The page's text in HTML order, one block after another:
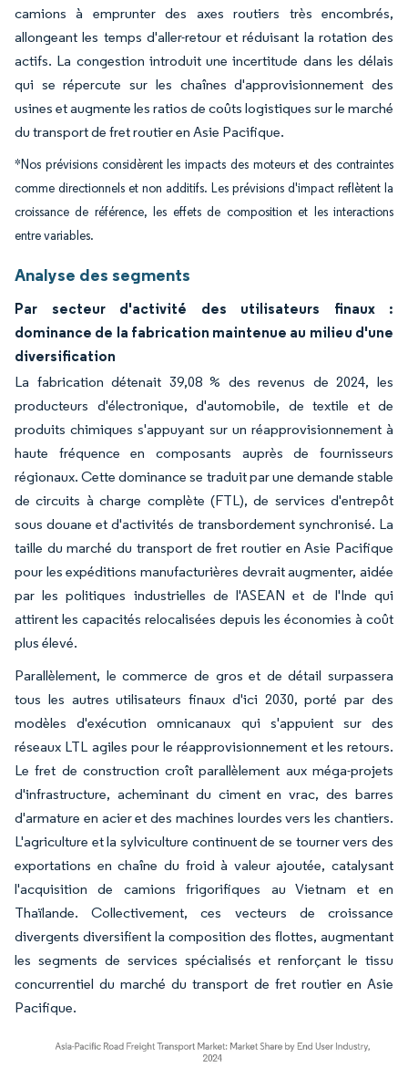
camions à emprunter des axes routiers très encombrés,
allongeant les temps d'aller-retour et réduisant la rotation des
actifs. La congestion introduit une incertitude dans les délais
qui se répercute sur les chaînes d'approvisionnement des
usines et augmente les ratios de coûts logistiques sur le marché
du transport de fret routier en Asie Pacifique.
*Nos prévisions considèrent les impacts des moteurs et des contraintes
comme directionnels et non additifs. Les prévisions d'impact reflètent la
croissance de référence, les effets de composition et les interactions
entre variables.
Analyse des segments
Par secteur d'activité des utilisateurs finaux :
dominance de la fabrication maintenue au milieu d'une
diversification
La fabrication détenait 39,08 % des revenus de 2024, les
producteurs d'électronique, d'automobile, de textile et de
produits chimiques s'appuyant sur un réapprovisionnement à
haute fréquence en composants auprès de fournisseurs
régionaux. Cette dominance se traduit par une demande stable
de circuits à charge complète (FTL), de services d'entrepôt
sous douane et d'activités de transbordement synchronisé. La
taille du marché du transport de fret routier en Asie Pacifique
pour les expéditions manufacturières devrait augmenter, aidée
par les politiques industrielles de l'ASEAN et de l'Inde qui
attirent les capacités relocalisées depuis les économies à coût
plus élevé.
Parallèlement, le commerce de gros et de détail surpassera
tous les autres utilisateurs finaux d'ici 2030, porté par des
modèles d'exécution omnicanaux qui s'appuient sur des
réseaux LTL agiles pour le réapprovisionnement et les retours.
Le fret de construction croît parallèlement aux méga-projets
d'infrastructure, acheminant du ciment en vrac, des barres
d'armature en acier et des machines lourdes vers les chantiers.
L'agriculture et la sylviculture continuent de se tourner vers des
exportations en chaîne du froid à valeur ajoutée, catalysant
l'acquisition de camions frigorifiques au Vietnam et en
Thaïlande. Collectivement, ces vecteurs de croissance
divergents diversifient la composition des flottes, augmentant
les segments de services spécialisés et renforçant le tissu
concurrentiel du marché du transport de fret routier en Asie
Pacifique.